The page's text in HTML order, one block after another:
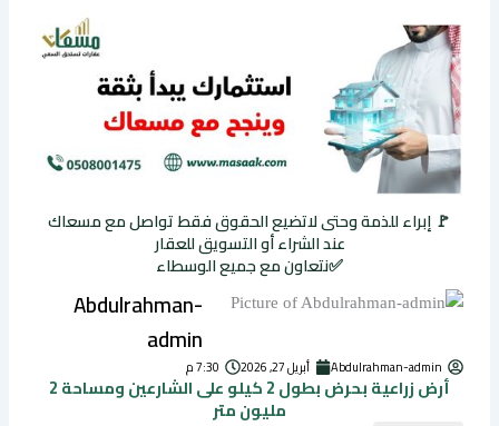
🚩 إبراء للذمة وحتى لاتضيع الحقوق فقط تواصل مع مسعاك
عند الشراء أو التسويق للعقار
✅نتعاون مع جميع الوسطاء
Abdulrahman-
admin
Abdulrahman-admin أبريل 27, 2026 7:30 م
أرض زراعية بحرض بطول 2 كيلو على الشارعين ومساحة 2
مليون متر